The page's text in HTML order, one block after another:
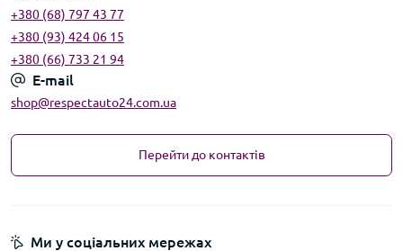
+380 (68) 797 43 77
+380 (93) 424 06 15
+380 (66) 733 21 94
E-mail
shop@respectauto24.com.ua
Перейти до контактів
Ми у соціальних мережах